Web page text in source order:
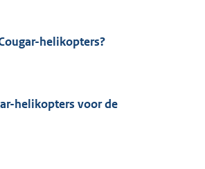
helikopters?
helikopters voor de